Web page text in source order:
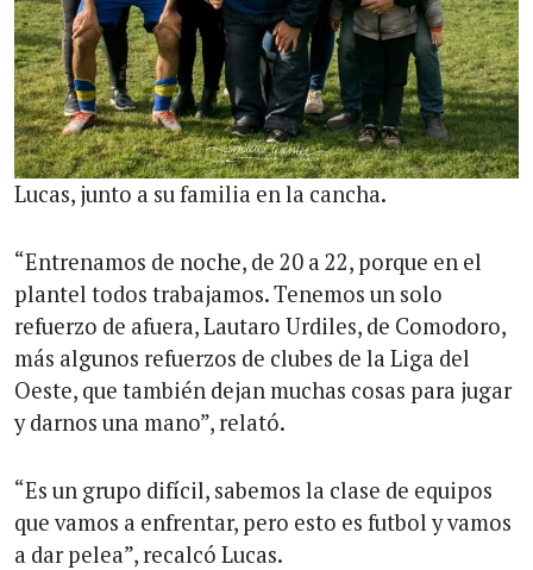
Lucas, junto a su familia en la cancha.
“Entrenamos de noche, de 20 a 22, porque en el
plantel todos trabajamos. Tenemos un solo
refuerzo de afuera, Lautaro Urdiles, de Comodoro,
más algunos refuerzos de clubes de la Liga del
Oeste, que también dejan muchas cosas para jugar
y darnos una mano”, relató.
“Es un grupo difícil, sabemos la clase de equipos
que vamos a enfrentar, pero esto es futbol y vamos
a dar pelea”, recalcó Lucas.